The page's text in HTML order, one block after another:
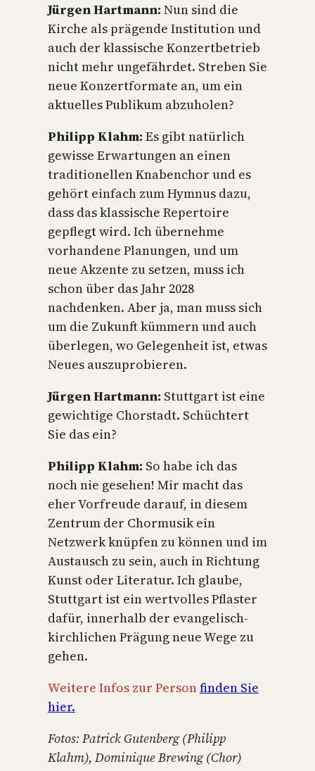
Jürgen Hartmann: Nun sind die
Kirche als prägende Institution und
auch der klassische Konzertbetrieb
nicht mehr ungefährdet. Streben Sie
neue Konzertformate an, um ein
aktuelles Publikum abzuholen?
Philipp Klahm: Es gibt natürlich
gewisse Erwartungen an einen
traditionellen Knabenchor und es
gehört einfach zum Hymnus dazu,
dass das klassische Repertoire
gepflegt wird. Ich übernehme
vorhandene Planungen, und um
neue Akzente zu setzen, muss ich
schon über das Jahr 2028
nachdenken. Aber ja, man muss sich
um die Zukunft kümmern und auch
überlegen, wo Gelegenheit ist, etwas
Neues auszuprobieren.
Jürgen Hartmann: Stuttgart ist eine
gewichtige Chorstadt. Schüchtert
Sie das ein?
Philipp Klahm: So habe ich das
noch nie gesehen! Mir macht das
eher Vorfreude darauf, in diesem
Zentrum der Chormusik ein
Netzwerk knüpfen zu können und im
Austausch zu sein, auch in Richtung
Kunst oder Literatur. Ich glaube,
Stuttgart ist ein wertvolles Pflaster
dafür, innerhalb der evangelisch-
kirchlichen Prägung neue Wege zu
gehen.
Weitere Infos zur Personfinden Sie
hier.
Fotos: Patrick Gutenberg (Philipp
Klahm), Dominique Brewing (Chor)